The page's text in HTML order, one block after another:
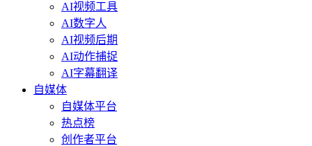
AI视频工具
AI数字人
AI视频后期
AI动作捕捉
AI字幕翻译
自媒体
自媒体平台
热点榜
创作者平台